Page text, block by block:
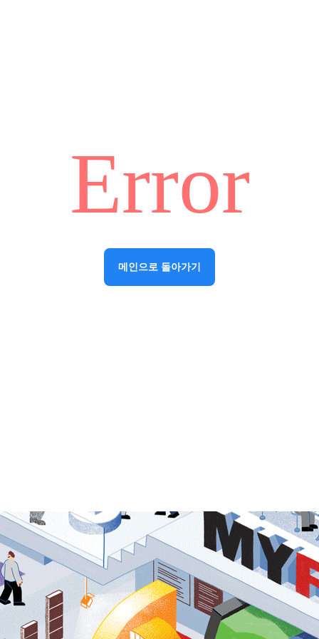
Error
메인으로 돌아가기